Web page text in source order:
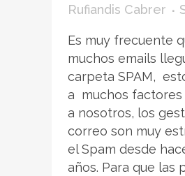
Rufiandis Cabrer
Es muy frecuente
muchos emails
carpeta SPAM,
a muchos factores
a nosotros, los
correo son muy
el Spam desde
años. Para que las